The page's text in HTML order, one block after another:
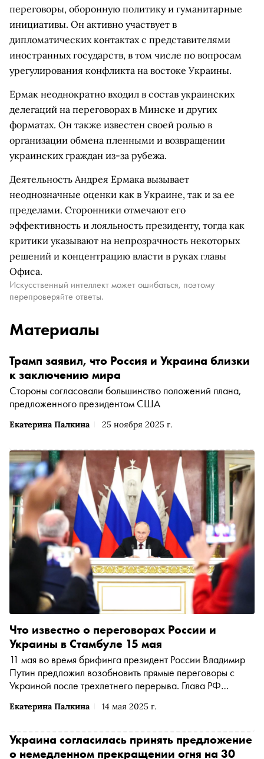
переговоры, оборонную политику и гуманитарные
инициативы. Он активно участвует в
дипломатических контактах с представителями
иностранных государств, в том числе по вопросам
урегулирования конфликта на востоке Украины.
Ермак неоднократно входил в состав украинских
делегаций на переговорах в Минске и других
форматах. Он также известен своей ролью в
организации обмена пленными и возвращении
украинских граждан из-за рубежа.
Деятельность Андрея Ермака вызывает
неоднозначные оценки как в Украине, так и за ее
пределами. Сторонники отмечают его
эффективность и лояльность президенту, тогда как
критики указывают на непрозрачность некоторых
решений и концентрацию власти в руках главы
Офиса.
Искусственный интеллект может ошибаться, поэтому
перепроверяйте ответы.
Материалы
Екатерина Палкина 25 ноября 2025 г.
Трамп заявил, что Россия и Украина близки
к заключению мира
Стороны согласовали большинство положений плана,
предложенного президентом США
Екатерина Палкина 14 мая 2025 г.
Что известно о переговорах России и
Украины в Стамбуле 15 мая
11 мая во время брифинга президент России Владимир
Путин предложил возобновить прямые переговоры с
Украиной после трехлетнего перерыва. Глава РФ
Эрдоганом и договорился о проведении встречи
российско-украинских переговорах — в материале
«Сноба»
Украина согласилась принять предложение
о немедленном прекращении огня на 30